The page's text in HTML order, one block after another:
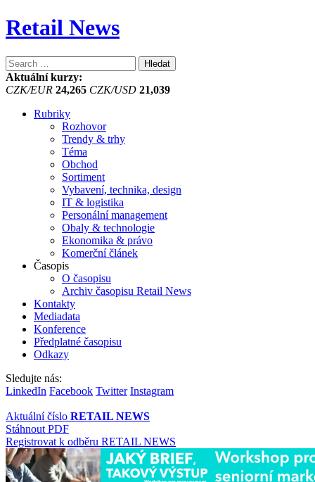
Retail News
Vyhledávání
Aktuální kurzy:
CZK/EUR 24,265 CZK/USD 21,039
Rubriky
Rozhovor
Trendy & trhy
Téma
Obchod
Sortiment
Vybavení, technika, design
IT & logistika
Personální management
Obaly & technologie
Ekonomika & právo
Komerční článek
Časopis
O časopisu
Archiv časopisu Retail News
Kontakty
Mediadata
Konference
Předplatné časopisu
Odkazy
Sledujte nás:
LinkedIn Facebook Twitter Instagram
Aktuální číslo RETAIL NEWS
Stáhnout PDF
Registrovat k odběru RETAIL NEWS